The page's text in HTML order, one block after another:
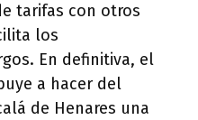
tarifas con otros
los
En definitiva, el
a hacer del
de Henares una